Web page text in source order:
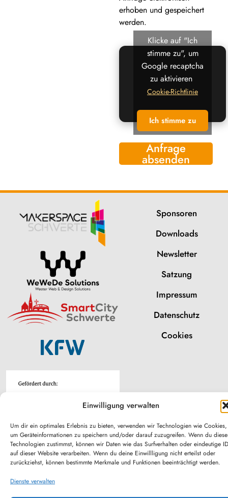
Einwilligung verwalten
Um dir ein optimales Erlebnis zu bieten, verwenden wir Technologien wie Cookies,
um Geräteinformationen zu speichern und/oder darauf zuzugreifen. Wenn du
Technologien zustimmst, können wir Daten wie das Surfverhalten oder eindeutige
auf dieser Website verarbeiten. Wenn du deine Einwillligung nicht erteilst oder
zurückziehst, können bestimmte Merkmale und Funktionen beeinträchtigt werden.
Dienste verwalten
erhoben und gespeichert
werden.
Klicke auf "Ich
stimme zu", um
Google recaptcha
zu aktivieren
Cookie-Richtlinie
Ich stimme zu
Anfrage
absenden
Sponsoren
Downloads
Newsletter
Satzung
Impressum
Datenschutz
Cookies